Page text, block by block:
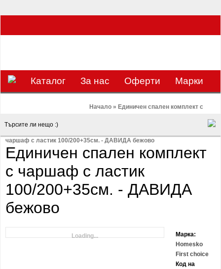
Каталог За нас Оферти Mарки
Начало » Единичен спален комплект с
чаршаф с ластик 100/200+35см. - ДАВИДА бежово
Единичен спален комплект
с чаршаф с ластик
100/200+35см. - ДАВИДА
бежово
Loading...
Марка:
Homesko
First choice
Код на